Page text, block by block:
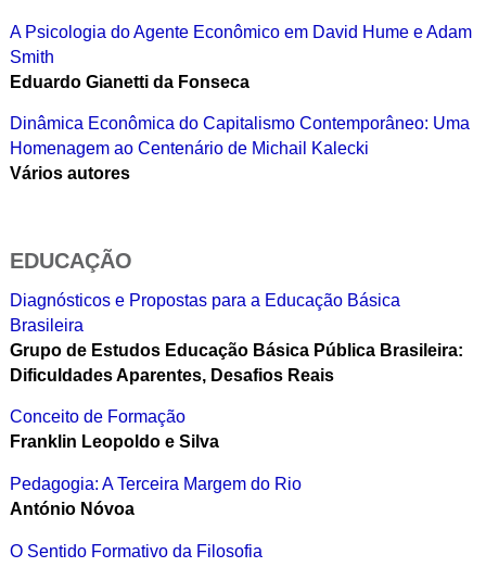
A Psicologia do Agente Econômico em David Hume e Adam
Smith
Eduardo Gianetti da Fonseca
Dinâmica Econômica do Capitalismo Contemporâneo: Uma
Homenagem ao Centenário de Michail Kalecki
Vários autores
EDUCAÇÃO
Diagnósticos e Propostas para a Educação Básica
Brasileira
Grupo de Estudos Educação Básica Pública Brasileira:
Dificuldades Aparentes, Desafios Reais
Conceito de Formação
Franklin Leopoldo e Silva
Pedagogia: A Terceira Margem do Rio
António Nóvoa
O Sentido Formativo da Filosofia